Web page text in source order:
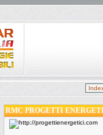
RMC PROGETTI